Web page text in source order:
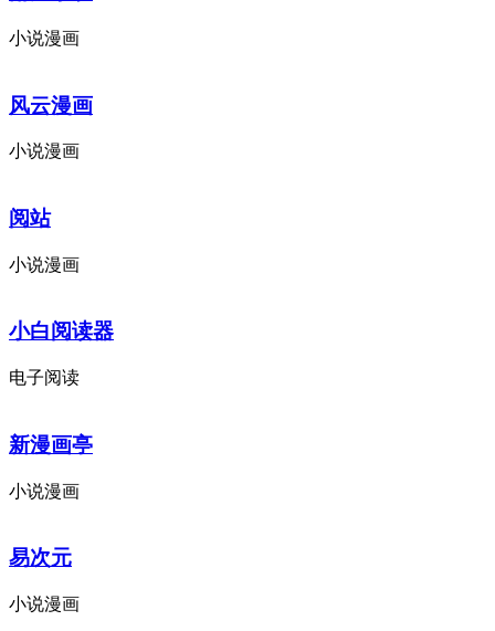
小说漫画
风云漫画
小说漫画
阅站
小说漫画
小白阅读器
电子阅读
新漫画亭
小说漫画
易次元
小说漫画